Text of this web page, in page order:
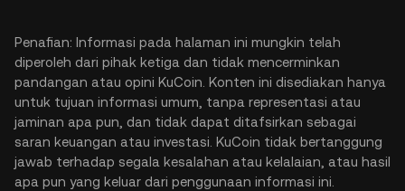
Penafian: Informasi pada halaman ini mungkin telah
diperoleh dari pihak ketiga dan tidak mencerminkan
pandangan atau opini KuCoin. Konten ini disediakan hanya
untuk tujuan informasi umum, tanpa representasi atau
jaminan apa pun, dan tidak dapat ditafsirkan sebagai
saran keuangan atau investasi. KuCoin tidak bertanggung
jawab terhadap segala kesalahan atau kelalaian, atau hasil
apa pun yang keluar dari penggunaan informasi ini.